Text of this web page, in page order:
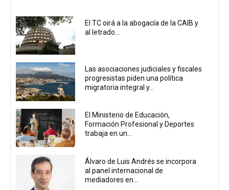
El TC oirá a la abogacía de la CAIB y
al letrado...
Las asociaciones judiciales y fiscales
progresistas piden una política
migratoria integral y...
El Ministerio de Educación,
Formación Profesional y Deportes
trabaja en un...
Álvaro de Luis Andrés se incorpora
al panel internacional de
mediadores en...